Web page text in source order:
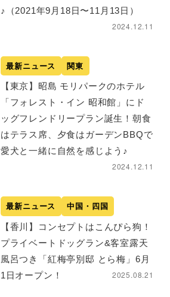
♪（2021年9月18日〜11月13日）
2024.12.11
最新ニュース 関東
【東京】昭島 モリパークのホテル
「フォレスト・イン 昭和館」にド
ッグフレンドリープラン誕生！朝食
はテラス席、夕食はガーデンBBQで
愛犬と一緒に自然を感じよう♪
2024.12.11
最新ニュース 中国・四国
【香川】コンセプトはこんぴら狗！
プライベートドッグラン&客室露天
風呂つき「紅梅亭別邸 とら梅」6月
1日オープン！
2025.08.21